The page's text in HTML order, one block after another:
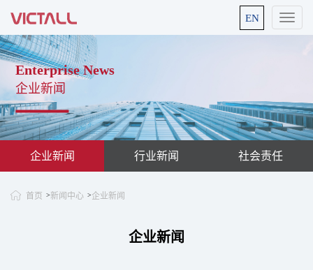
EN
Enterprise News
企业新闻
企业新闻 行业新闻 社会责任
首页 >新闻中心 >企业新闻
企业新闻